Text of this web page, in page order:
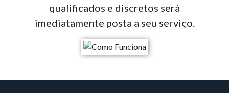
qualificados e discretos será
imediatamente posta a seu serviço.